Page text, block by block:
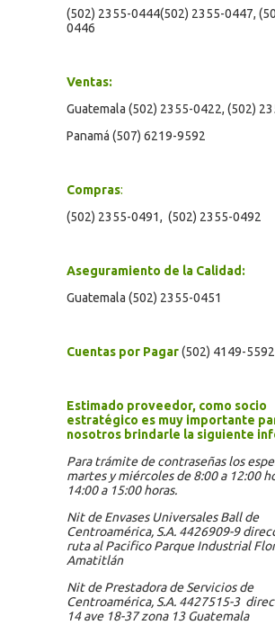
(502) 2355-0444(502) 2355-0447,
0446
Ventas:
Guatemala (502) 2355-0422, (502)
Panamá (507) 6219-9592
Compras:
(502) 2355-0491, (502) 2355-0492
Aseguramiento de la Calidad:
Guatemala (502) 2355-0451
Cuentas por Pagar(502) 4149-5592
Estimado proveedor, como socio
estratégico es muy importante
nosotros brindarle la siguiente
Para trámite de contraseñas los
martes y miércoles de 8:00 a 12:00
14:00 a 15:00 horas.
Nit de Envases Universales Ball de
Centroamérica, S.A. 4426909-9
ruta al Pacifico Parque Industrial
Amatitlán
Nit de Prestadora de Servicios de
Centroamérica, S.A. 4427515-3
14 ave 18-37 zona 13 Guatemala